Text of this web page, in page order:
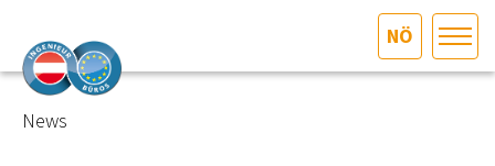
NÖ
News